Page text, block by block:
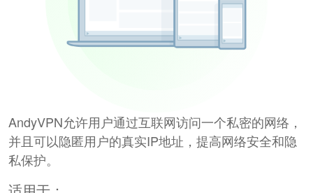
AndyVPN允许用户通过互联网访问一个私密的网络，
并且可以隐匿用户的真实IP地址，提高网络安全和隐
私保护。